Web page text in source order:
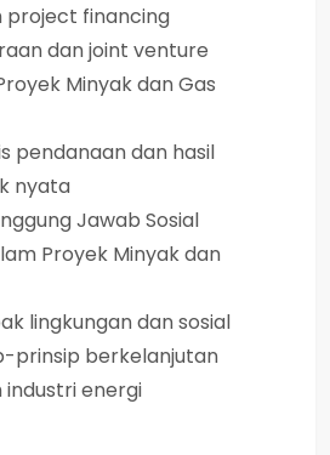
project financing
dan joint venture
Minyak dan Gas
pendanaan dan hasil
nyata
Jawab Sosial
Proyek Minyak dan
lingkungan dan sosial
prinsip berkelanjutan
industri energi